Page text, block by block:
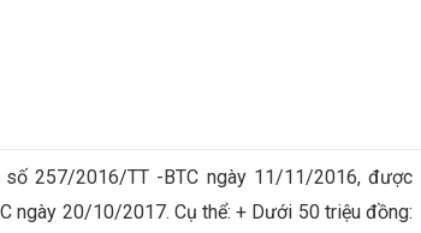
257/2016/TT -BTC ngày 11/11/2016, được
ngày 20/10/2017. Cụ thể: + Dưới 50 triệu đồng: